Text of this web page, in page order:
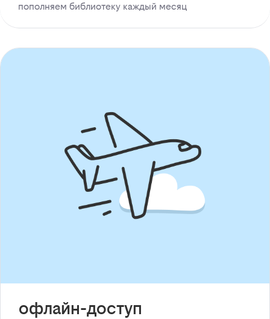
пополняем библиотеку каждый месяц
офлайн-доступ